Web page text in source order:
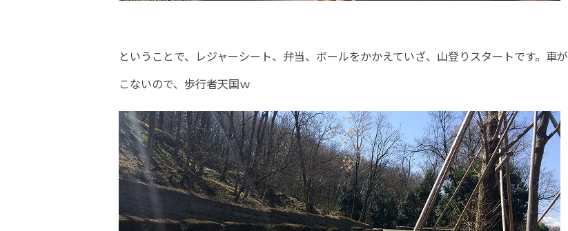
ということで、レジャーシート、弁当、ボールをかかえていざ、山登りスタートです。車が
こないので、歩行者天国ｗ